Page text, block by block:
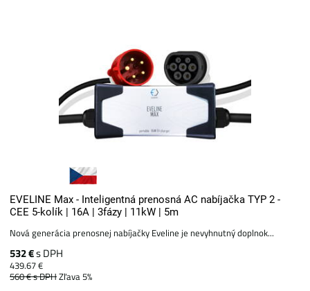
EVELINE Max - Inteligentná prenosná AC nabíjačka TYP 2 -
CEE 5-kolík | 16A | 3fázy | 11kW | 5m
Nová generácia prenosnej nabíjačky Eveline je nevyhnutný doplnok...
532 €s DPH
439.67 €
560 €s DPHZľava 5%